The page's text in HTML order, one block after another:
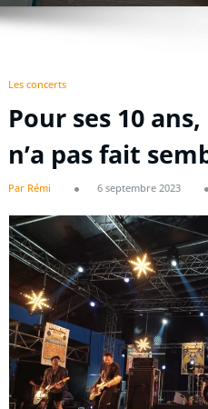
Les concerts
Pour ses 10
n’a pas fait
Par Rémi 6 septembre 2023